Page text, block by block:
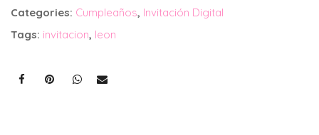
Categories: Cumpleaños, Invitación Digital
Tags: invitacion, leon